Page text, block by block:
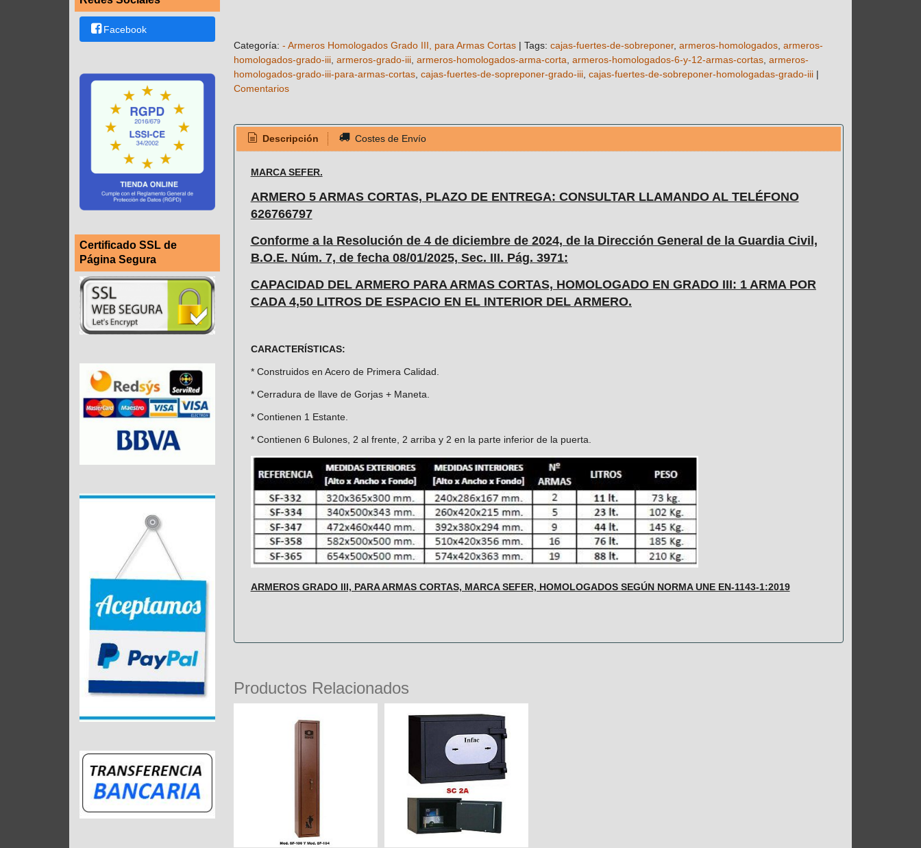
Facebook
Certificado SSL de
Página Segura
Categoría: - Armeros Homologados Grado III, para Armas Cortas| Tags: cajas-fuertes-de-sobreponer armeros-homologados armeros-
homologados-grado-iii armeros-grado-iii armeros-homologados-arma-corta armeros-homologados-6-y-12-armas-cortas armeros-
homologados-grado-iii-para-armas-cortas cajas-fuertes-de-sopreponer-grado-iii cajas-fuertes-de-sobreponer-homologadas-grado-iii |
Comentarios
Descripción Costes de Envío
MARCA SEFER.
ARMERO 5 ARMAS CORTAS, PLAZO DE ENTREGA: CONSULTAR LLAMANDO AL TELÉFONO
626766797
Conforme a la Resolución de 4 de diciembre de 2024, de la Dirección General de la Guardia Civil,
B.O.E. Núm. 7, de fecha 08/01/2025, Sec. III. Pág. 3971:
CAPACIDAD DEL ARMERO PARA ARMAS CORTAS, HOMOLOGADO EN GRADO III: 1 ARMA POR
CADA 4,50 LITROS DE ESPACIO EN EL INTERIOR DEL ARMERO.
CARACTERÍSTICAS:
* Construidos en Acero de Primera Calidad.
* Cerradura de llave de Gorjas + Maneta.
* Contienen 1 Estante.
* Contienen 6 Bulones, 2 al frente, 2 arriba y 2 en la parte inferior de la puerta.
ARMEROS GRADO III, PARA ARMAS CORTAS, MARCA SEFER, HOMOLOGADOS SEGÚN NORMA UNE EN-1143-1:2019
Productos Relacionados